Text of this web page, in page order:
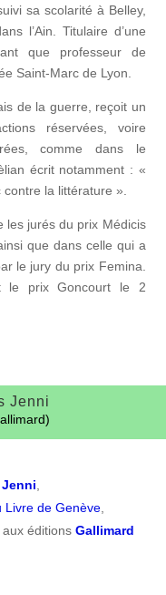
sa scolarité à Belley,
l’Ain. Titulaire d’une
que professeur de
Saint-Marc de Lyon.
de la guerre, reçoit un
réservées, voire
comme dans le
écrit notamment : «
la littérature ».
les jurés du prix Médicis
que dans celle qui a
le jury du prix Femina.
le prix Goncourt le 2
Jenni
Livre de Genève,
aux éditions Gallimard